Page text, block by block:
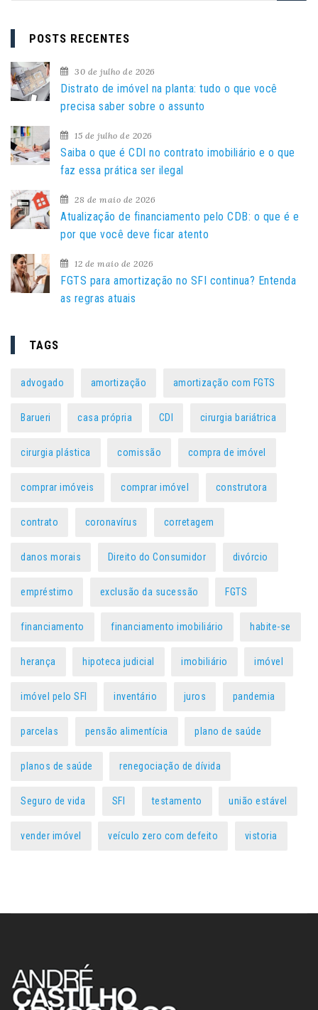
q
u
i
s
a
p
o
:
POSTS RECENTES
30 de julho de 2026
Distrato de imóvel na planta: tudo o que você
precisa saber sobre o assunto
15 de julho de 2026
Saiba o que é CDI no contrato imobiliário e o que
faz essa prática ser ilegal
28 de maio de 2026
Atualização de financiamento pelo CDB: o que é e
por que você deve ficar atento
12 de maio de 2026
FGTS para amortização no SFI continua? Entenda
as regras atuais
TAGS
advogado amortização amortização com FGTS
Barueri casa própria CDI cirurgia bariátrica
cirurgia plástica comissão compra de imóvel
comprar imóveis comprar imóvel construtora
contrato coronavírus corretagem
danos morais Direito do Consumidor divórcio
empréstimo exclusão da sucessão FGTS
financiamento financiamento imobiliário habite-se
herança hipoteca judicial imobiliário imóvel
imóvel pelo SFI inventário juros pandemia
parcelas pensão alimentícia plano de saúde
planos de saúde renegociação de dívida
Seguro de vida SFI testamento união estável
vender imóvel veículo zero com defeito vistoria